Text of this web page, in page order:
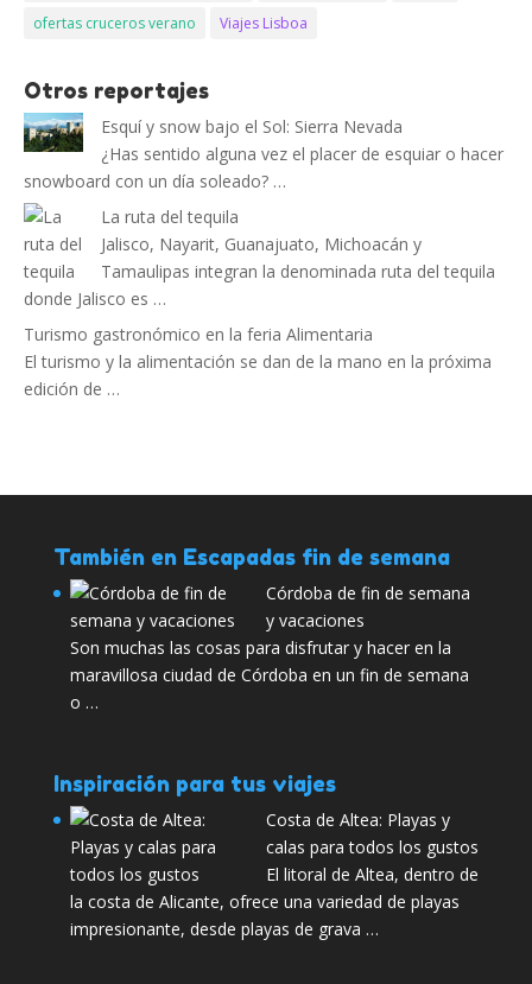
ofertas cruceros verano
Viajes Lisboa
Otros reportajes
Esquí y snow bajo el Sol: Sierra Nevada
¿Has sentido alguna vez el placer de esquiar o hacer
snowboard con un día soleado? …
La ruta del tequila
Jalisco, Nayarit, Guanajuato, Michoacán y
Tamaulipas integran la denominada ruta del tequila
donde Jalisco es …
Turismo gastronómico en la feria Alimentaria
El turismo y la alimentación se dan de la mano en la próxima
edición de …
También en Escapadas fin de semana
Córdoba de fin de semana
y vacaciones
Son muchas las cosas para disfrutar y hacer en la
maravillosa ciudad de Córdoba en un fin de semana
o …
Inspiración para tus viajes
Costa de Altea: Playas y
calas para todos los gustos
El litoral de Altea, dentro de
la costa de Alicante, ofrece una variedad de playas
impresionante, desde playas de grava …